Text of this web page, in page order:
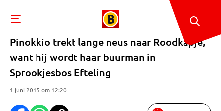
Pinokkio trekt lange neus naar Roodkapje,
want hij wordt haar buurman in
Sprookjesbos Efteling
1 juni 2015 om 12:20